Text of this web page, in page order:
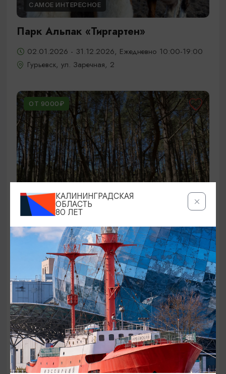
САМОЕ ИНТЕРЕСНОЕ
Парк Альпак «Тиргартен»
02.01.2026 - 31.12.2026, Ежедневно 10:00-19:00
Гурьевск, ул. Заречная, 2
ОТ 9000₽
ЭКСКУРСИИ УЧРЕЖДЕНИЙ КУЛЬТУРЫ
Аудиоспектакль «Истории Куршской
косы»
01.02.2026 - 31.12.2026, 13:00
Куршская коса
ОТ 2500₽
КАЛИНИНГРАДСКАЯ
ОБЛАСТЬ
80 ЛЕТ